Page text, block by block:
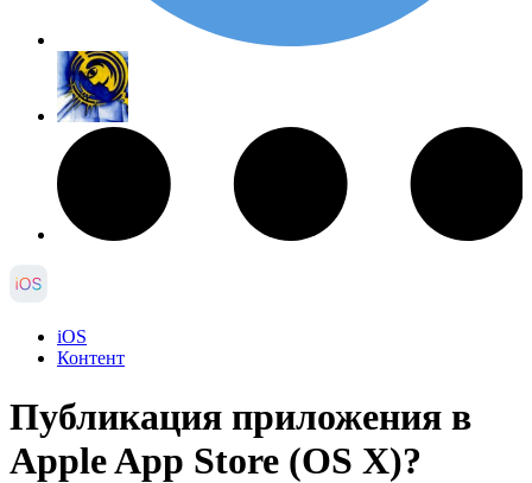
iOS
Контент
Публикация приложения в
Apple App Store (OS X)?